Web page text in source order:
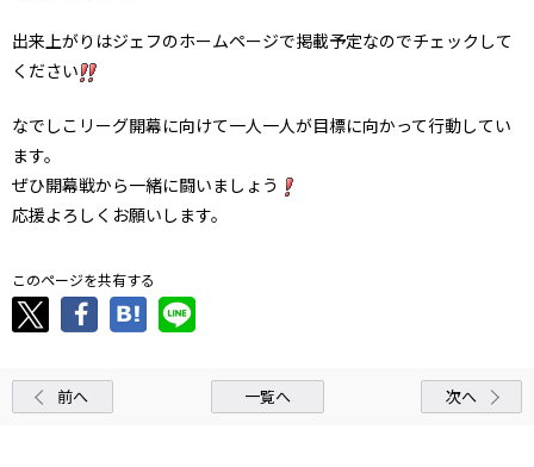
出来上がりはジェフのホームページで掲載予定なのでチェックして
ください
なでしこリーグ開幕に向けて一人一人が目標に向かって行動してい
ます。
ぜひ開幕戦から一緒に闘いましょう
応援よろしくお願いします。
このページを共有する
前へ 一覧へ 次へ